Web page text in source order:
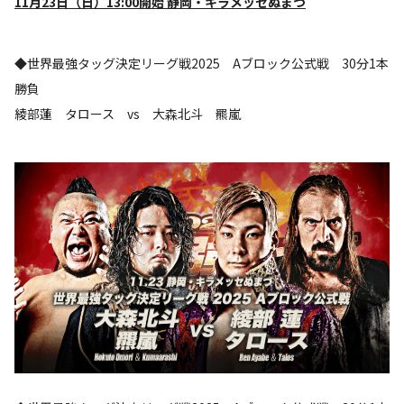
◆世界最強タッグ決定リーグ戦2025 Aブロック公式戦 30分1本
勝負
綾部蓮 タロース vs 大森北斗 羆嵐